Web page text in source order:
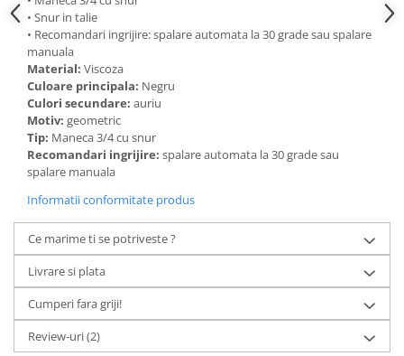
• Snur in talie
• Recomandari ingrijire: spalare automata la 30 grade sau spalare
manuala
Material: Viscoza
Culoare principala: Negru
Culori secundare: auriu
Motiv: geometric
Tip: Maneca 3/4 cu snur
Recomandari ingrijire: spalare automata la 30 grade sau
spalare manuala
Informatii conformitate produs
Ce marime ti se potriveste ?
Livrare si plata
Cumperi fara griji!
Review-uri(2)